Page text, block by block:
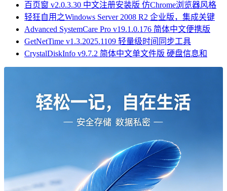
百页窗 v2.0.3.30 中文注册安装版 仿Chrome浏览器风格
轻狂自用之Windows Server 2008 R2 企业版，集成关键
Advanced SystemCare Pro v19.1.0.176 简体中文便携版
GetNetTime v1.3.2025.1109 轻量级时间同步工具
CrystalDiskInfo v9.7.2 简体中文单文件版 硬盘信息和